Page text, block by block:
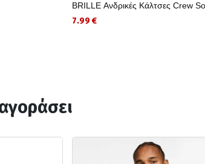
BRILLE Ανδρικές Κάλτσες Crew
7.99 €